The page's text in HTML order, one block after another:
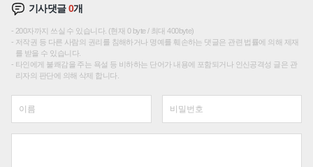
기사댓글0개
200자까지 쓰실 수 있습니다. (현재 0 byte / 최대 400byte)
저작권 등 다른 사람의 권리를 침해하거나 명예를 훼손하는 댓글은 관련 법률에 의해 제재
를 받을 수 있습니다.
타인에게 불쾌감을 주는 욕설 등 비하하는 단어가 내용에 포함되거나 인신공격성 글은 관
리자의 판단에 의해 삭제 합니다.